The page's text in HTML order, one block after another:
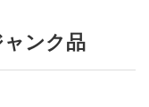
ンク品